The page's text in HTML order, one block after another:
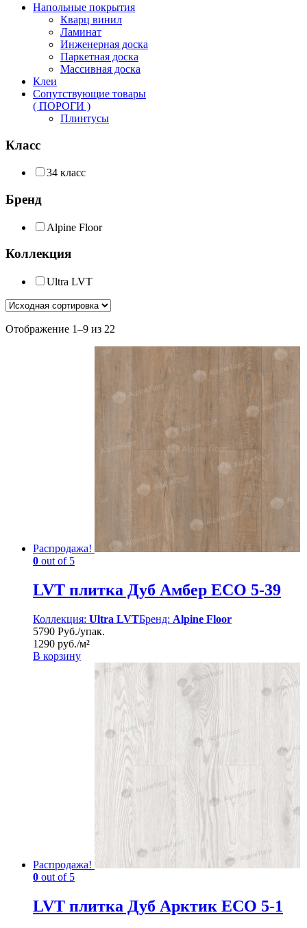
Напольные покрытия
Кварц винил
Ламинат
Инженерная доска
Паркетная доска
Массивная доска
Клеи
Сопутствующие товары
( ПОРОГИ )
Плинтусы
Класс
34 класс
Бренд
Alpine Floor
Коллекция
Ultra LVT
Отображение 1–9 из 22
Распродажа!
0 out of 5
LVT плитка Дуб Амбер ЕСО 5-39
Коллекция: Ultra LVTБренд: Alpine Floor
5790 Руб./упак.
1290 руб./м²
В корзину
Распродажа!
0 out of 5
LVT плитка Дуб Арктик ЕСО 5-1